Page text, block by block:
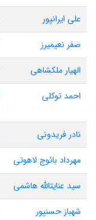
علی ایرانپور
صفر نعیمیرز
الهیار ملکشاهی
احمد توکلی
نادر فریدونی
مهرداد بائوج لاهوتی
سید عنایتالله هاشمی
شهباز حسنپور